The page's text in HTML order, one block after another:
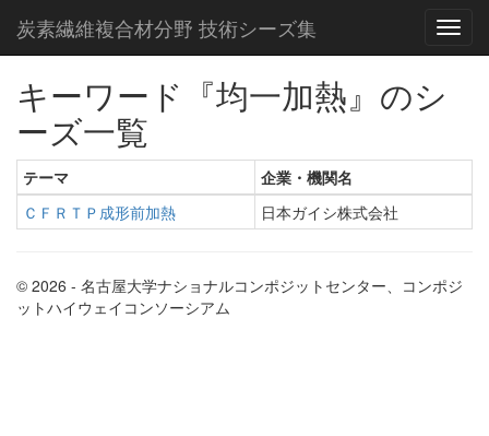
炭素繊維複合材分野 技術シーズ集
キーワード『均一加熱』のシ
ーズ一覧
テーマ
企業・機関名
ＣＦＲＴＰ成形前加熱
日本ガイシ株式会社
© 2026 - 名古屋大学ナショナルコンポジットセンター、コンポジ
ットハイウェイコンソーシアム